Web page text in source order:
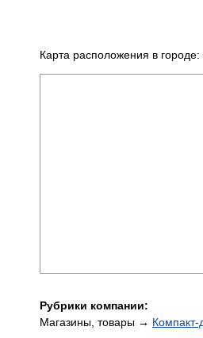
Карта расположения в городе:
Рубрики компании:
Магазины, товары → Компакт-